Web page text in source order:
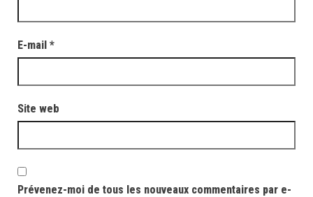
E-mail *
Site web
Prévenez-moi de tous les nouveaux commentaires par e-